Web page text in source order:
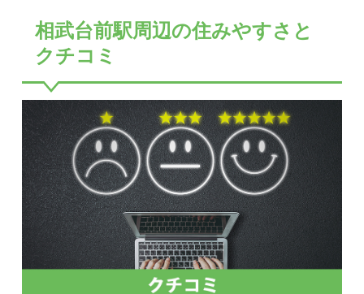
相武台前駅周辺の住みやすさと
クチコミ